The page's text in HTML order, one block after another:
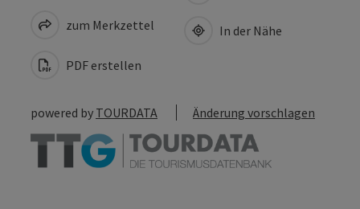
zum Merkzettel
PDF erstellen
In der Nähe
powered by TOURDATA Änderung vorschlagen